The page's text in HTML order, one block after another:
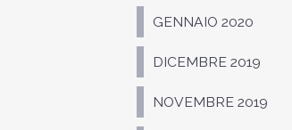
GENNAIO 2020
DICEMBRE 2019
NOVEMBRE 2019